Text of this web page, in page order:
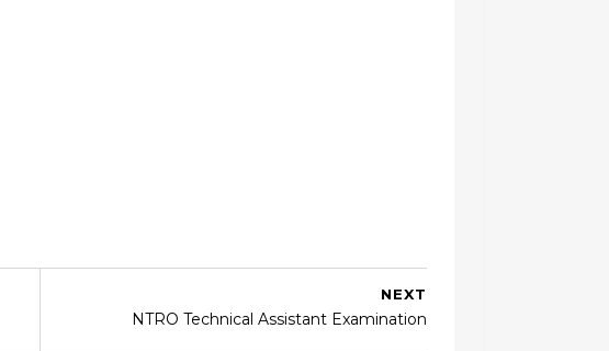
NEXT
NTRO Technical Assistant Examination